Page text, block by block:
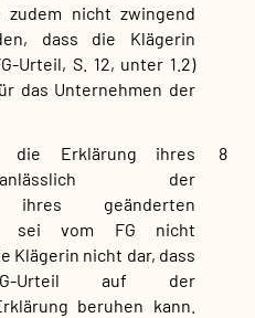
zudem nicht zwingend
dass die Klägerin
Urteil, S. 12, unter 1.2)
das Unternehmen der
8
die Erklärung ihres
anlässlich der
ihres geänderten
sei vom FG nicht
Klägerin nicht dar, dass
Urteil auf der
beruhen kann.